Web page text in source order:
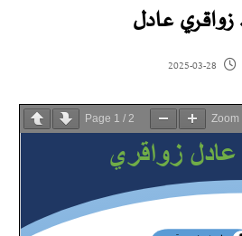
2025-03-28
Page 1 / 2 Zoom